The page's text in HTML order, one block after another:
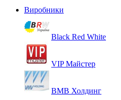
Виробники
Black Red White
VIP Майстер
ВМВ Холдинг